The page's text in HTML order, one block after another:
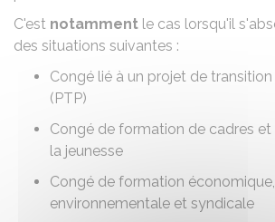
C'est notamment le cas lorsqu'il
des situations suivantes :
Congé lié à un projet de
(PTP)
Congé de formation de cadres
la jeunesse
Congé de formation
environnementale et syndicale